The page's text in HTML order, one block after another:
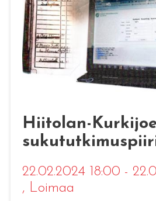
Hiitolan-
22.02.2024 18:00 -
, Loimaa